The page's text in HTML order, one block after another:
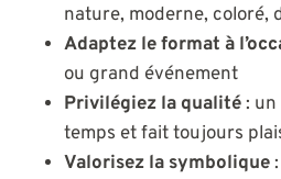
nature, moderne, coloré,
Adaptez le format à
ou grand événement
Privilégiez la qualité:
temps et fait toujours
Valorisez la symbolique